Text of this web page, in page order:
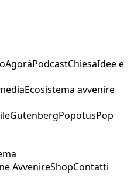
AgoràPodcastChiesaIdee e
Ecosistema avvenire
GutenbergPopotusPop
AvvenireShopContatti